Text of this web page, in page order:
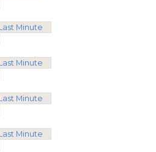
Minute
Minute
Minute
Minute